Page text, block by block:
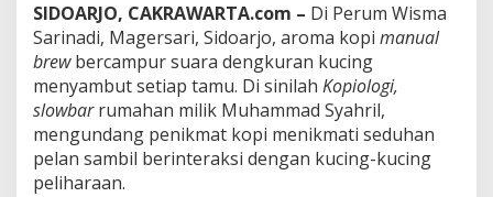
a
s
R
u
m
a
h
y
SIDOARJO, CAKRAWARTA.com – Di Perum Wisma
Sarinadi, Magersari, Sidoarjo, aroma kopi manual
brewbercampur suara dengkuran kucing
menyambut setiap tamu. Di sinilah Kopiologi,
slowbarrumahan milik Muhammad Syahril,
mengundang penikmat kopi menikmati seduhan
pelan sambil berinteraksi dengan kucing-kucing
peliharaan.